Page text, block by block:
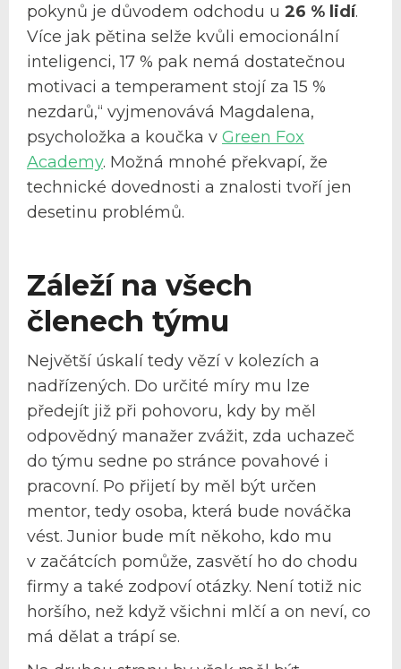
pokynů je důvodem odchodu u 26 % lidí.
Více jak pětina selže kvůli emocionální
inteligenci, 17 % pak nemá dostatečnou
motivaci a temperament stojí za 15 %
nezdarů,“ vyjmenovává Magdalena,
psycholožka a koučka v Green Fox
Academy. Možná mnohé překvapí, že
technické dovednosti a znalosti tvoří jen
desetinu problémů.
Záleží na všech
členech týmu
Největší úskalí tedy vězí v kolezích a
nadřízených. Do určité míry mu lze
předejít již při pohovoru, kdy by měl
odpovědný manažer zvážit, zda uchazeč
do týmu sedne po stránce povahové i
pracovní. Po přijetí by měl být určen
mentor, tedy osoba, která bude nováčka
vést. Junior bude mít někoho, kdo mu
v začátcích pomůže, zasvětí ho do chodu
firmy a také zodpoví otázky. Není totiž nic
horšího, než když všichni mlčí a on neví, co
má dělat a trápí se.